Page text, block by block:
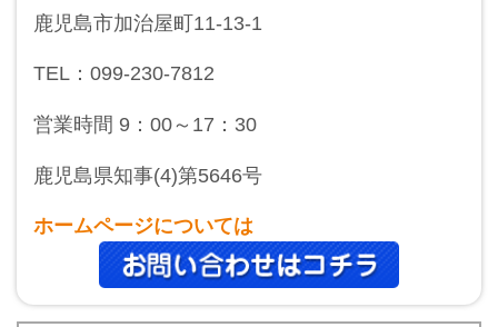
鹿児島市加治屋町11-13-1
TEL：099-230-7812
営業時間 9：00～17：30
鹿児島県知事(4)第5646号
ホームページについては